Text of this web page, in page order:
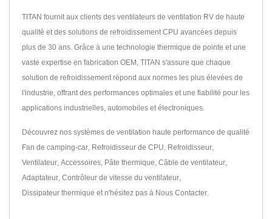
TITAN fournit aux clients des ventilateurs de ventilation RV de haute
qualité et des solutions de refroidissement CPU avancées depuis
plus de 30 ans. Grâce à une technologie thermique de pointe et une
vaste expertise en fabrication OEM, TITAN s'assure que chaque
solution de refroidissement répond aux normes les plus élevées de
l'industrie, offrant des performances optimales et une fiabilité pour les
applications industrielles, automobiles et électroniques.
Découvrez nos systèmes de ventilation haute performance de qualité
Fan de camping-car, Refroidisseur de CPU, Refroidisseur,
Ventilateur, Accessoires, Pâte thermique, Câble de ventilateur,
Adaptateur, Contrôleur de vitesse du ventilateur,
Dissipateur thermique et n'hésitez pas à Nous Contacter.